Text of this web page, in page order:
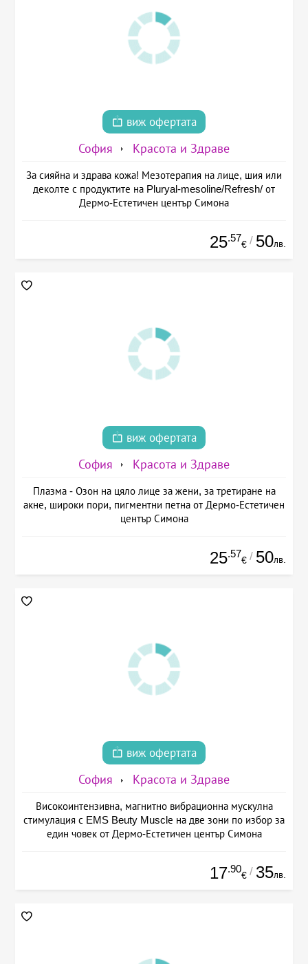
виж офертата
София Красота и Здраве
За сияйна и здрава кожа! Мезотерапия на лице, шия или
деколте с продуктите на Pluryal-mesoline/Refresh/ от
Дермо-Естетичен център Симона
25.57
€ / 50лв.
виж офертата
София Красота и Здраве
Плазма - Озон на цяло лице за жени, за третиране на
акне, широки пори, пигментни петна от Дермо-Естетичен
център Симона
25.57
€ / 50лв.
виж офертата
София Красота и Здраве
Високоинтензивна, магнитно вибрационна мускулна
стимулация с EMS Beuty Musclе на две зони по избор за
един човек от Дермо-Естетичен център Симона
17.90
€ / 35лв.